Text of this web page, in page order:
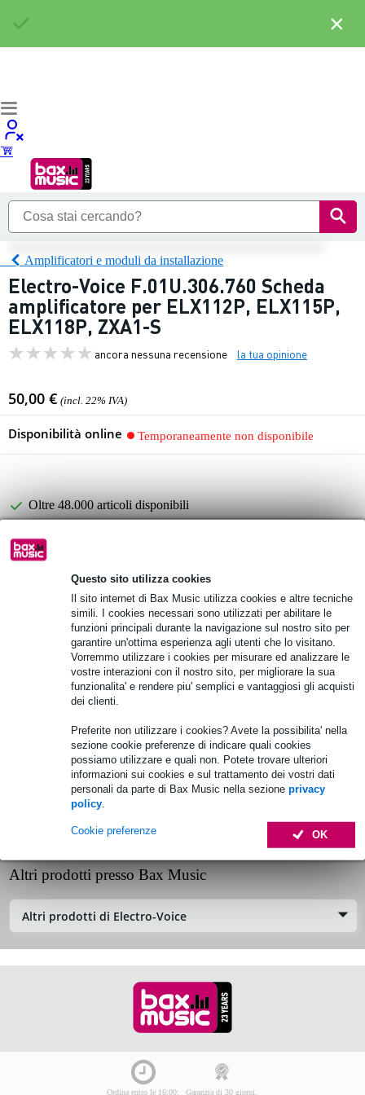
Questo sito utilizza cookies
Il sito internet di Bax Music utilizza cookies e altre tecniche
simili. I cookies necessari sono utilizzati per abilitare le
funzioni principali durante la navigazione sul nostro sito per
garantire un'ottima esperienza agli utenti che lo visitano.
Vorremmo utilizzare i cookies per misurare ed analizzare le
vostre interazioni con il nostro sito, per migliorare la sua
funzionalita' e rendere piu' semplici e vantaggiosi gli acquisti
dei clienti.
Preferite non utilizzare i cookies? Avete la possibilita' nella
sezione cookie preferenze di indicare quali cookies
possiamo utilizzare e quali non. Potete trovare ulteriori
informazioni sui cookies e sul trattamento dei vostri dati
personali da parte di Bax Music nella sezione privacy
policy
OK
Cookie preferenze
Amplificatori e moduli da installazione
Electro-Voice F.01U.306.760 Scheda
amplificatore per ELX112P, ELX115P,
ELX118P, ZXA1-S
ancora nessuna recensione la tua opinione
50,00 € (incl. 22% IVA)
Disponibilità online Temporaneamente non disponibile
Oltre 48.000 articoli disponibili
Informazioni sul prodotto
Specifiche complete
Electro-Voice F.01U.306.760 Scheda amplificatore per
ELX112P, ELX115P, ELX118P, ZXA1-S
Informazioni sul prodotto
Specifiche
Recensioni (0)
Altri prodotti presso Bax Music
Altri prodotti di Electro-Voice
Ordina entro le 16:00: Garanzia di 30 giorni,
×